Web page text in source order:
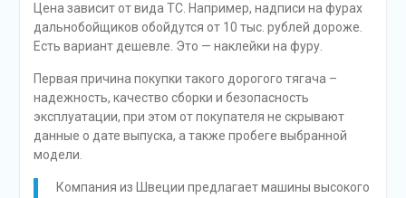
Цена зависит от вида ТС. Например, надписи на фурах
дальнобойщиков обойдутся от 10 тыс. рублей дороже.
Есть вариант дешевле. Это — наклейки на фуру.
Первая причина покупки такого дорогого тягача –
надежность, качество сборки и безопасность
эксплуатации, при этом от покупателя не скрывают
данные о дате выпуска, а также пробеге выбранной
модели.
Компания из Швеции предлагает машины высокого